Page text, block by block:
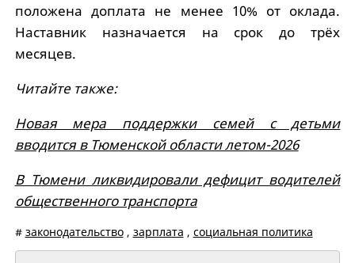
положена доплата не менее 10% от оклада.
Наставник назначается на срок до трёх
месяцев.
Читайте также:
Новая мера поддержки семей с детьми
вводится в Тюменской области летом-2026
В Тюмени ликвидировали дефицит водителей
общественного транспорта
# законодательство, зарплата , социальная политика